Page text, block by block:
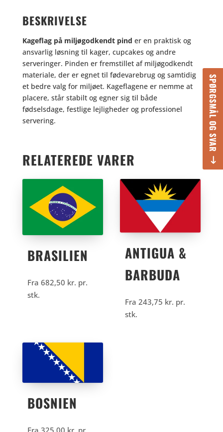
SPØRGSMÅL OG SVAR
BESKRIVELSE
Kageflag på miljøgodkendt pind er en praktisk og
ansvarlig løsning til kager, cupcakes og andre
serveringer. Pinden er fremstillet af miljøgodkendt
materiale, der er egnet til fødevarebrug og samtidig
et bedre valg for miljøet. Kageflagene er nemme at
placere, står stabilt og egner sig til både
fødselsdage, festlige lejligheder og professionel
servering.
RELATEREDE VARER
BRASILIEN
Fra 682,50 kr. pr.
stk.
ANTIGUA &
BARBUDA
Fra 243,75 kr. pr.
stk.
BOSNIEN
Fra 325,00 kr. pr.